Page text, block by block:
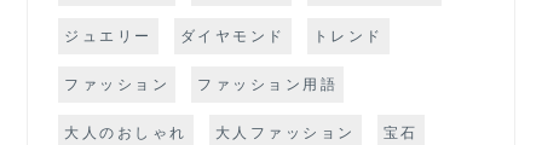
ジュエリー ダイヤモンド トレンド
ファッション ファッション用語
大人のおしゃれ 大人ファッション 宝石